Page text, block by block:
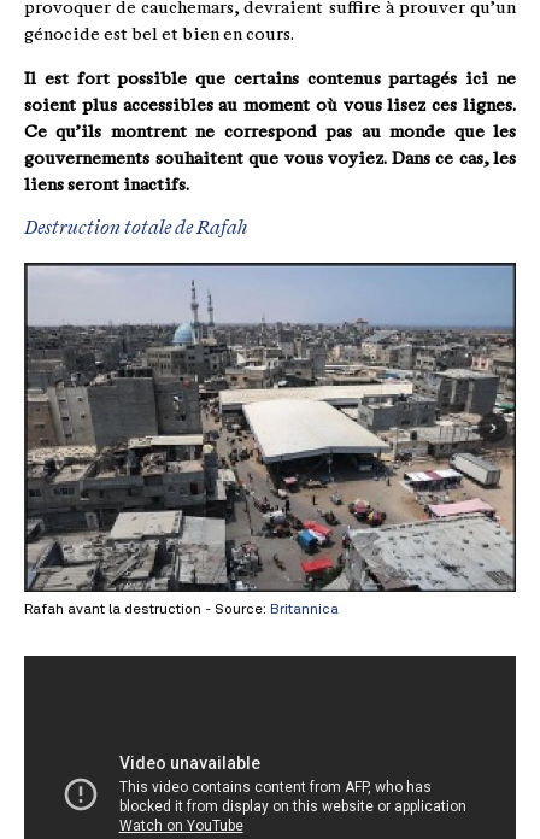
provoquer de cauchemars, devraient suffire à prouver qu’un
génocide est bel et bien en cours.
Il est fort possible que certains contenus partagés ici ne
soient plus accessibles au moment où vous lisez ces lignes.
Ce qu’ils montrent ne correspond pas au monde que les
gouvernements souhaitent que vous voyiez. Dans ce cas, les
liens seront inactifs.
Destruction totale de Rafah
Rafah avant la destruction - Source: Britannica